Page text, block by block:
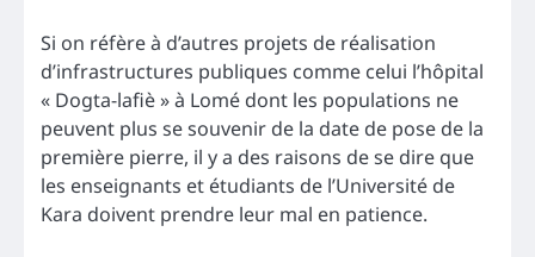
Si on réfère à d’autres projets de réalisation
d’infrastructures publiques comme celui l’hôpital
« Dogta-lafiè » à Lomé dont les populations ne
peuvent plus se souvenir de la date de pose de la
première pierre, il y a des raisons de se dire que
les enseignants et étudiants de l’Université de
Kara doivent prendre leur mal en patience.